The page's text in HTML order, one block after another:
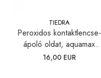
TIEDRA
Peroxidos kontaktlencse-
ápoló oldat, aquamax
TOTAL, 360 ml
16,00 EUR